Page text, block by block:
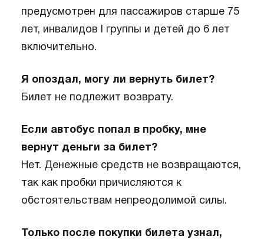
предусмотрен для пассажиров старше 75
лет, инвалидов I группы и детей до 6 лет
включительно.
Я опоздал, могу ли вернуть билет?
Билет не подлежит возврату.
Если автобус попал в пробку, мне
вернут деньги за билет?
Нет. Денежные средств не возвращаются,
так как пробки причисляются к
обстоятельствам непреодолимой силы.
Только после покупки билета узнал,